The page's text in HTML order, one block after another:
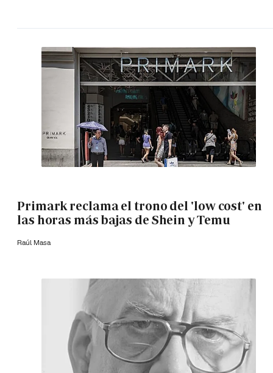
Primark reclama el trono del 'low cost' en
las horas más bajas de Shein y Temu
Raúl Masa